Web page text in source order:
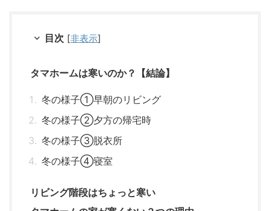
目次 [非表示]
タマホームは寒いのか？【結論】
冬の様子①早朝のリビング
冬の様子②夕方の帰宅時
冬の様子③脱衣所
冬の様子④寝室
リビング階段はちょっと寒い